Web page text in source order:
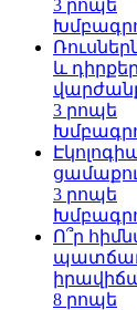
3 րոպե
և
3 րոպե
3 րոպե
Ո՞ր
8 րոպե